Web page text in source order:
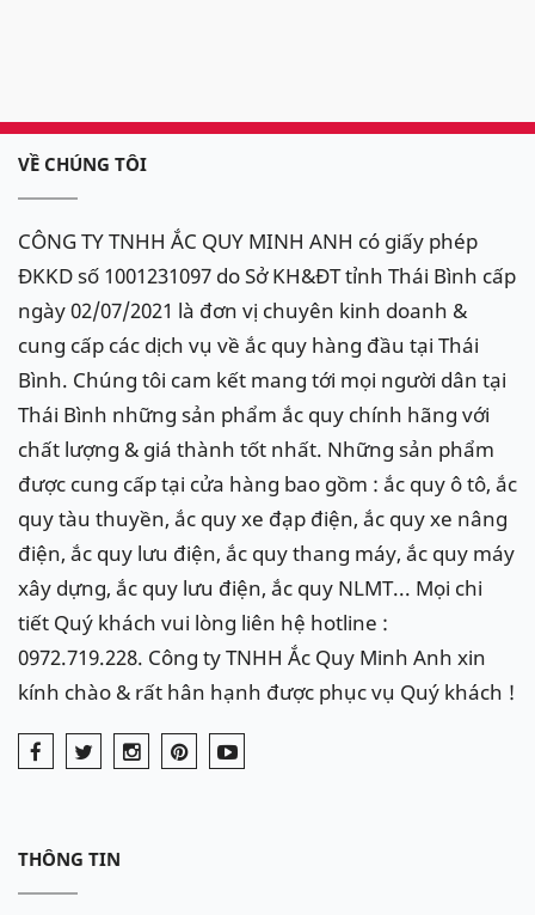
VỀ CHÚNG TÔI
CÔNG TY TNHH ẮC QUY MINH ANH có giấy phép
ĐKKD số 1001231097 do Sở KH&ĐT tỉnh Thái Bình cấp
ngày 02/07/2021 là đơn vị chuyên kinh doanh &
cung cấp các dịch vụ về ắc quy hàng đầu tại Thái
Bình. Chúng tôi cam kết mang tới mọi người dân tại
Thái Bình những sản phẩm ắc quy chính hãng với
chất lượng & giá thành tốt nhất. Những sản phẩm
được cung cấp tại cửa hàng bao gồm : ắc quy ô tô, ắc
quy tàu thuyền, ắc quy xe đạp điện, ắc quy xe nâng
điện, ắc quy lưu điện, ắc quy thang máy, ắc quy máy
xây dựng, ắc quy lưu điện, ắc quy NLMT... Mọi chi
tiết Quý khách vui lòng liên hệ hotline :
0972.719.228. Công ty TNHH Ắc Quy Minh Anh xin
kính chào & rất hân hạnh được phục vụ Quý khách !
THÔNG TIN